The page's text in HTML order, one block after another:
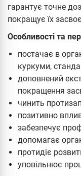
гарантує точне
покращує їх
Особливості та
постачає в
куркуми,
доповнений
покращення
чинить
позитивно
забезпечує
допомагає
протидіє
уповільнює